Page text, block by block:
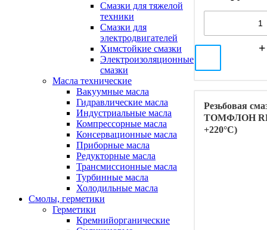
Смазки для тяжелой
техники
Смазки для
электродвигателей
Химстойкие смазки
Электроизоляционные
смазки
Масла технические
Вакуумные масла
Гидравлические масла
Индустриальные масла
Компрессорные масла
Консервационные масла
Приборные масла
Редукторные масла
Трансмиссионные масла
Турбинные масла
Холодильные масла
Смолы, герметики
Герметики
Кремнийорганические
Резьбовая
ТОМФЛОН RF
+220°C)